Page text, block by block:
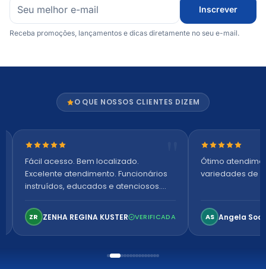
Inscrever
Receba promoções, lançamentos e dicas diretamente no seu e-mail.
O QUE NOSSOS CLIENTES DIZEM
Nota 5 de 5 estrelas
Fácil acesso. Bem localizado.
Excelente atendimento. Funcionários
instruídos, educados e atenciosos.
confortável. Perfeito!
ZR ZENHA REGINA KUSTER VERIFICADA
Nota 5 de 5
Ótimo
variedades de
AS Angela